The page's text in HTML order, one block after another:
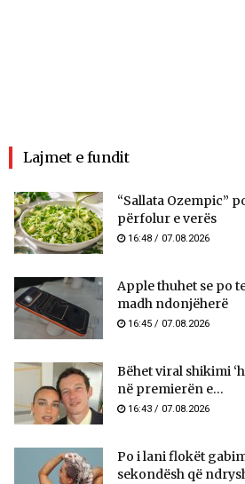
Lajmet e fundit
“Sallata Ozempic”
përfolur e verës
16:48 / 07.08.2026
Apple thuhet se po
madh ndonjëherë
16:45 / 07.08.2026
Bëhet viral shikimi
në premierën e...
16:43 / 07.08.2026
Po i lani flokët
sekondësh që